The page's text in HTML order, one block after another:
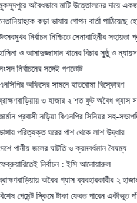
মাটি উত্তোলনের দায়ে একজনের
কড়া ভাষায় গোপন বার্তা পাঠিয়েছে হোয়াইট
নিশ্চিতে সেনাবাহিনীর সহায়তা প্রয়োজন:
খানের বিচার সুষ্ঠু ও ন্যায়সংগত
সঙ্গেই গণভোট
সামনে হাতবোমা বিস্ফোরণ
৩ হাজার ২ শত ফুট অবৈধ গ্যাস সংযোগ
নড়িয়া বিএনপির সিনিয়র সহ-সভাপতি রিপন
ঘরের পাশ থেকে লাশ উদ্ধার
জলের ঘাটতি ও ক্রমবর্ধমান বৈষম্য
নির্বাচন : ইসি আনোয়ারুল
অবৈধ গ্যাস ব্যবহারকারীর ২ হাজার ৩০ টি
স্কিমে টাকা ফেরত পাবেন একীভূত পাঁচ